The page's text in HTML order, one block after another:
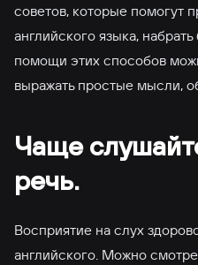
советов, которые помогут
английского языка,
помощи этих способов
выражать простые мысли,
Чаще
речь.
Восприятие на слух
английского. Можно